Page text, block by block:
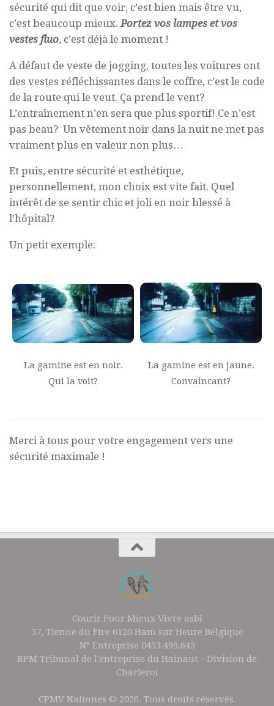
sécurité qui dit que voir, c’est bien mais être vu,
c’est beaucoup mieux. Portez vos lampes et vos
vestes fluo, c’est déjà le moment !
A défaut de veste de jogging, toutes les voitures ont
des vestes réfléchissantes dans le coffre, c’est le code
de la route qui le veut. Ça prend le vent?
L’entraînement n’en sera que plus sportif! Ce n’est
pas beau? Un vêtement noir dans la nuit ne met pas
vraiment plus en valeur non plus…
Et puis, entre sécurité et esthétique,
personnellement, mon choix est vite fait. Quel
intérêt de se sentir chic et joli en noir blessé à
l’hôpital?
Un petit exemple:
La gamine est en noir.
Qui la voit?
La gamine est en jaune.
Convaincant?
Merci à tous pour votre engagement vers une
sécurité maximale !
Courir Pour Mieux Vivre asbl
37, Tienne du Fire 6120 Ham sur Heure Belgique
N° Entreprise 0453.499.645
RPM Tribunal de l'entreprise du Hainaut - Division de
Charleroi
CPMV Nalinnes © 2026. Tous droits réservés.